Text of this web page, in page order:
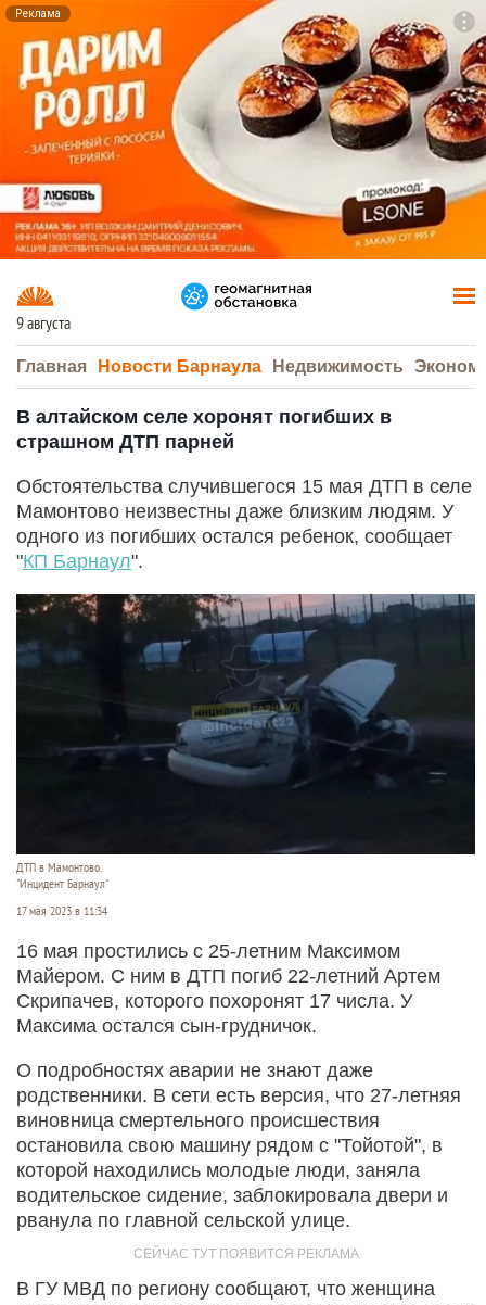
Реклама
9 августа
Главная Новости Барнаула Недвижимость
В алтайском селе хоронят погибших в
страшном ДТП парней
Обстоятельства случившегося 15 мая ДТП в селе
Мамонтово неизвестны даже близким людям. У
одного из погибших остался ребенок, сообщает
"КП Барнаул".
ДТП в Мамонтово.
"Инцидент Барнаул"
17 мая 2023 в 11:34
16 мая простились с 25-летним Максимом
Майером. С ним в ДТП погиб 22-летний Артем
Скрипачев, которого похоронят 17 числа. У
Максима остался сын-грудничок.
О подробностях аварии не знают даже
родственники. В сети есть версия, что 27-летняя
виновница смертельного происшествия
остановила свою машину рядом с "Тойотой", в
которой находились молодые люди, заняла
водительское сидение, заблокировала двери и
рванула по главной сельской улице.
В ГУ МВД по региону сообщают, что женщина